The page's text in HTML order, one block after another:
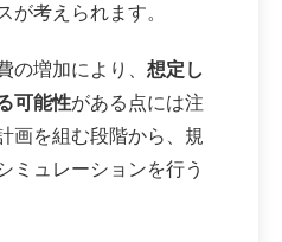
が考えられます。
の増加により、 想定し
可能性がある点には注
画を組む段階から、規
ミュレーションを行う